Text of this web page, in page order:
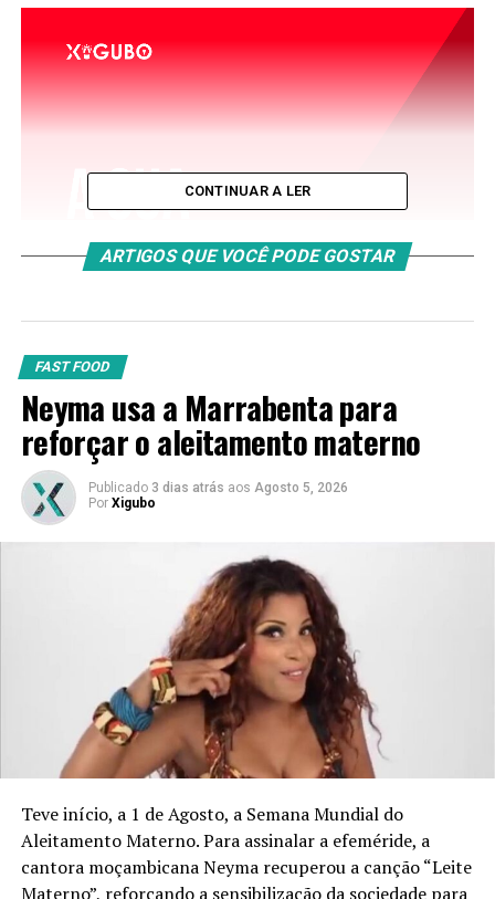
Embora Kiba não tenha revelado muitos detalhes sobre
os próximos passos nessa nova jornada, a novidade
gerou curiosidade entre seus fãs. O artista, conhecido
por sua autenticidade no rap, agora explora uma nova
faceta de sua carreira, misturando música e moda em um
cenário internacional.
CONTINUAR A LER
ARTIGOS QUE VOCÊ PODE GOSTAR
FAST FOOD
Neyma usa a Marrabenta para
reforçar o aleitamento materno
Publicado 3 dias atrás aos Agosto 5, 2026
Por Xigubo
Teve início, a 1 de Agosto, a Semana Mundial do
Aleitamento Materno. Para assinalar a efeméride, a
cantora moçambicana Neyma recuperou a canção “Leite
Materno”, reforçando a sensibilização da sociedade para